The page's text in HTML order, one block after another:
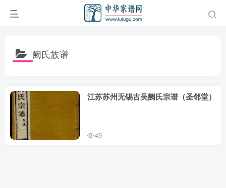
阙氏族谱
江苏苏州无锡古吴阙氏宗谱（圣邻堂）
49